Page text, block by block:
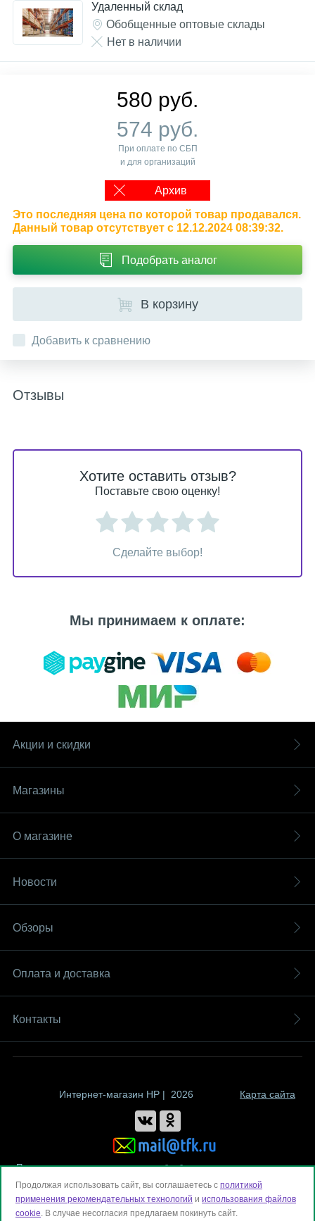
Удаленный склад
Обобщенные оптовые склады
Нет в наличии
580 руб.
574 руб.
При оплате по СБП
и для организаций
Архив
Это последняя цена по которой товар продавался.
Данный товар отсутствует с 12.12.2024 08:39:32.
Подобрать аналог
В корзину
Добавить к сравнению
Отзывы
Хотите оставить отзыв?
Поставьте свою оценку!
Сделайте выбор!
Мы принимаем к оплате:
Акции и скидки
Магазины
О магазине
Новости
Обзоры
Оплата и доставка
Контакты
Интернет-магазин HP | 2026 Карта сайта
Политика компании в отношении обработки персональных данных
Продолжая использовать сайт, вы соглашаетесь с политикой
применения рекомендательных технологий и использования файлов
cookie. В случае несогласия предлагаем покинуть сайт.